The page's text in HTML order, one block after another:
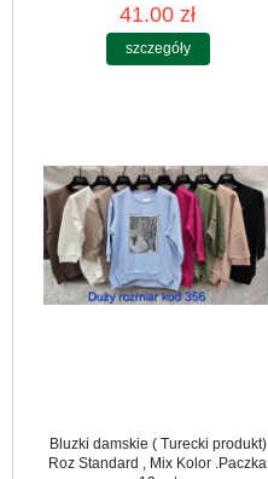
41.00 zł
szczegóły
Bluzki damskie ( Turecki produkt)
Roz Standard , Mix Kolor .Paczka